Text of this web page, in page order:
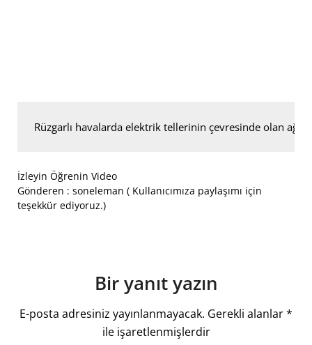
Rüzgarlı havalarda elektrik tellerinin çevresinde olan
İzleyin Öğrenin Video
Gönderen : soneleman ( Kullanıcımıza paylaşımı için
teşekkür ediyoruz.)
Bir yanıt yazın
E-posta adresiniz yayınlanmayacak. Gerekli alanlar*
ile işaretlenmişlerdir